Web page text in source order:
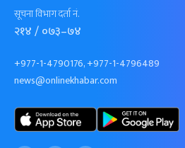
सूचना विभाग दर्ता नं.
२१४ / ०७३–७४
+977-1-4790176, +977-1-4796489
news@onlinekhabar.com